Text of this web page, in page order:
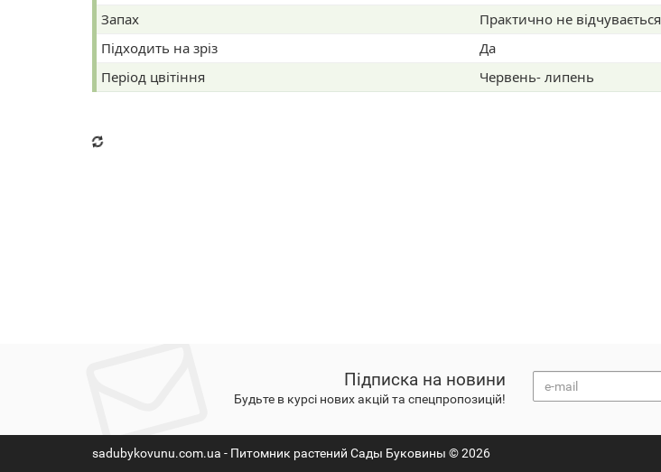
Запах
Практично не відчувається
Підходить на зріз
Да
Період цвітіння
Червень- липень
Підписка на новини
Будьте в курсі нових акцій та спецпропозицій!
sadubykovunu.com.ua - Питомник растений Сады Буковины © 2026